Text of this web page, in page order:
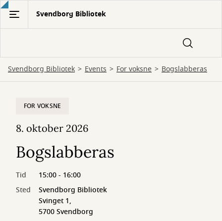
Gå
hovedindhold
Svendborg Bibliotek
Svendborg Bibliotek Events For voksne Bogslabberas
FOR VOKSNE
8. oktober 2026
Bogslabberas
Tid
15:00 - 16:00
Sted
Svendborg Bibliotek
Svinget 1,
5700 Svendborg